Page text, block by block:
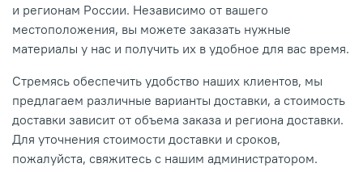
и регионам России. Независимо от вашего
местоположения, вы можете заказать нужные
материалы у нас и получить их в удобное для вас время.
Стремясь обеспечить удобство наших клиентов, мы
предлагаем различные варианты доставки, а стоимость
доставки зависит от объема заказа и региона доставки.
Для уточнения стоимости доставки и сроков,
пожалуйста, свяжитесь с нашим администратором.